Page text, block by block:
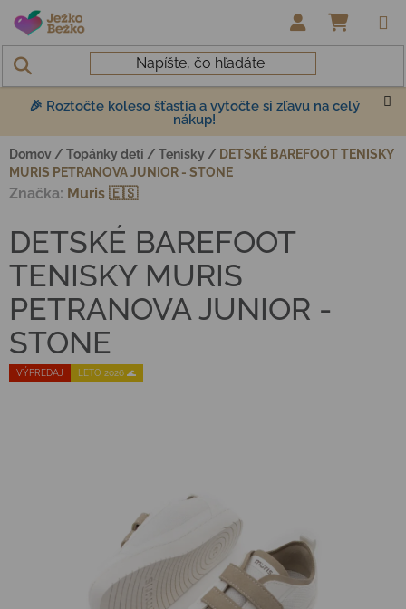
Prejsť na obsah
🎉 Roztočte koleso šťastia a vytočte si zľavu na celý
nákup!
Domov / Topánky deti / Tenisky / DETSKÉ BAREFOOT TENISKY
MURIS PETRANOVA JUNIOR - STONE
VÝPREDAJ LETO 2026 🌊
DETSKÉ BAREFOOT
TENISKY MURIS
PETRANOVA JUNIOR -
STONE
Značka: Muris 🇪🇸